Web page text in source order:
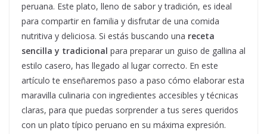
peruana. Este plato, lleno de sabor y tradición, es ideal
para compartir en familia y disfrutar de una comida
nutritiva y deliciosa. Si estás buscando una receta
sencilla y tradicional para preparar un guiso de gallina al
estilo casero, has llegado al lugar correcto. En este
artículo te enseñaremos paso a paso cómo elaborar esta
maravilla culinaria con ingredientes accesibles y técnicas
claras, para que puedas sorprender a tus seres queridos
con un plato típico peruano en su máxima expresión.